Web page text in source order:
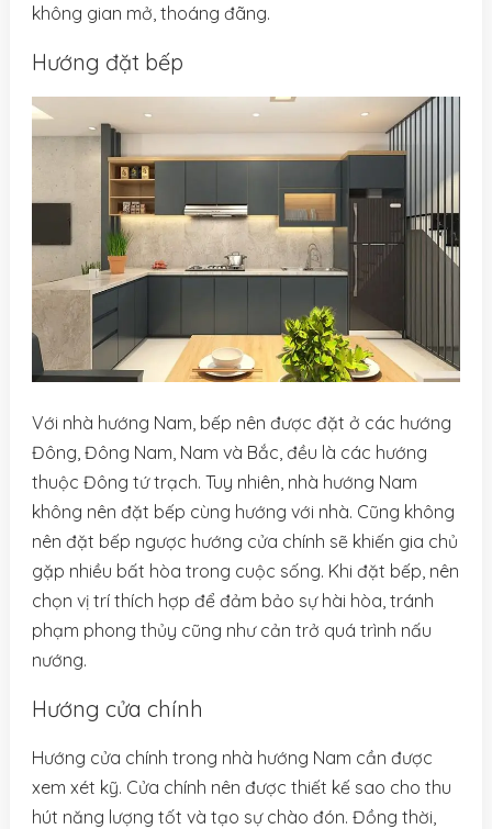
không gian mở, thoáng đãng.
Hướng đặt bếp
Với nhà hướng Nam, bếp nên được đặt ở các hướng
Đông, Đông Nam, Nam và Bắc, đều là các hướng
thuộc Đông tứ trạch. Tuy nhiên, nhà hướng Nam
không nên đặt bếp cùng hướng với nhà. Cũng không
nên đặt bếp ngược hướng cửa chính sẽ khiến gia chủ
gặp nhiều bất hòa trong cuộc sống. Khi đặt bếp, nên
chọn vị trí thích hợp để đảm bảo sự hài hòa, tránh
phạm phong thủy cũng như cản trở quá trình nấu
nướng.
Hướng cửa chính
Hướng cửa chính trong nhà hướng Nam cần được
xem xét kỹ. Cửa chính nên được thiết kế sao cho thu
hút năng lượng tốt và tạo sự chào đón. Đồng thời,